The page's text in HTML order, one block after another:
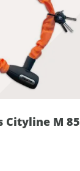
Cityline M 85